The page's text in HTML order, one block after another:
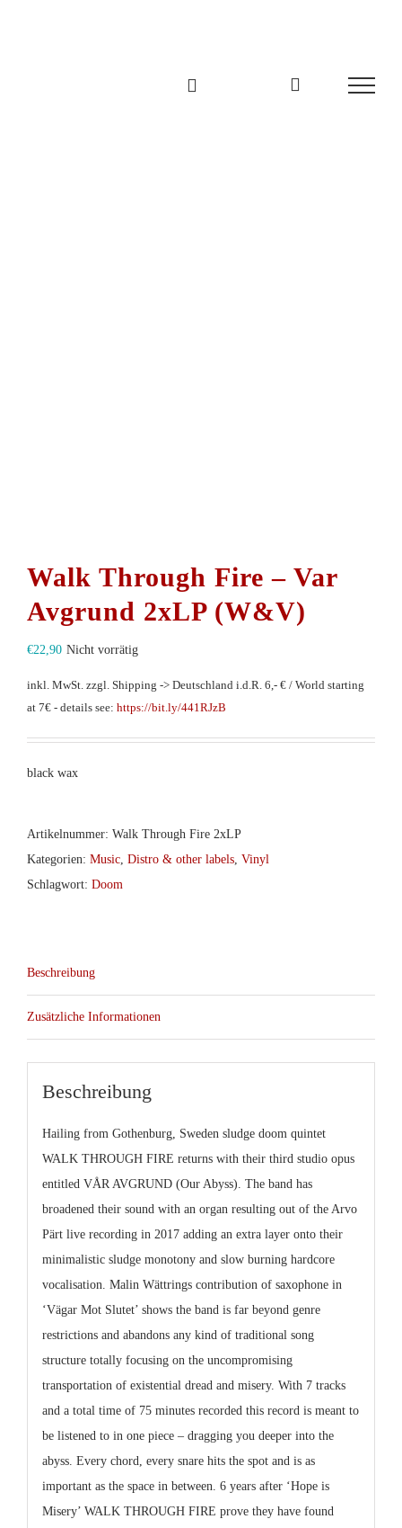
Walk Through Fire – Var
Avgrund 2xLP (W&V)
€22,90 Nicht vorrätig
inkl. MwSt. zzgl. Shipping -> Deutschland i.d.R. 6,- € / World starting
at 7€ - details see: https://bit.ly/441RJzB
black wax
Artikelnummer: Walk Through Fire 2xLP
Kategorien: Music Distro & other labels Vinyl
Schlagwort: Doom
Beschreibung
Zusätzliche Informationen
Beschreibung
Hailing from Gothenburg, Sweden sludge doom quintet
WALK THROUGH FIRE returns with their third studio opus
entitled VÅR AVGRUND (Our Abyss). The band has
broadened their sound with an organ resulting out of the Arvo
Pärt live recording in 2017 adding an extra layer onto their
minimalistic sludge monotony and slow burning hardcore
vocalisation. Malin Wättrings contribution of saxophone in
‘Vägar Mot Slutet’ shows the band is far beyond genre
restrictions and abandons any kind of traditional song
structure totally focusing on the uncompromising
transportation of existential dread and misery. With 7 tracks
and a total time of 75 minutes recorded this record is meant to
be listened to in one piece – dragging you deeper into the
abyss. Every chord, every snare hits the spot and is as
important as the space in between. 6 years after ‘Hope is
Misery’ WALK THROUGH FIRE prove they have found